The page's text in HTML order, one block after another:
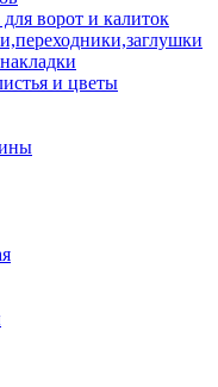
ворот и калиток
и цветы